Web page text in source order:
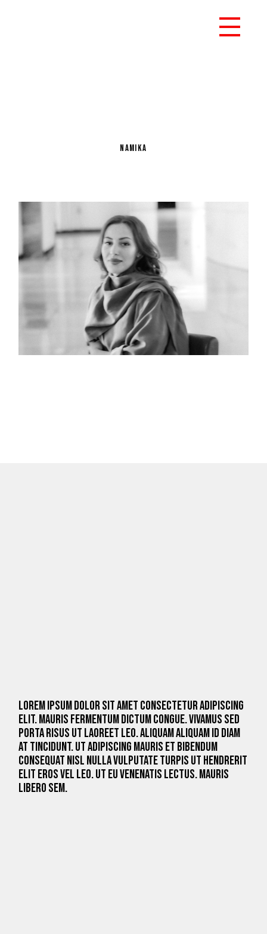
NAMIKA
Lorem ipsum dolor sit amet consectetur adipiscing
elit. Mauris fermentum dictum congue. Vivamus sed
porta risus ut laoreet leo. Aliquam aliquam id diam
at tincidunt. Ut adipiscing mauris et bibendum
consequat nisl nulla vulputate turpis ut hendrerit
elit eros vel leo. Ut eu venenatis lectus. Mauris
libero sem.